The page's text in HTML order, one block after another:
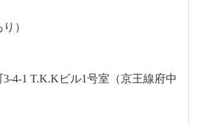
）
4-1 T.K.Kビル1号室（京王線府中